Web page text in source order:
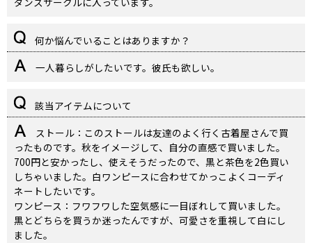
何か悩んでいることはありますか？
一人暮らしがしたいです。彼氏も欲しい。
該当アイテムについて
ストール：このストールは友達のよく行く古着屋さんで買
ったものです。秋をイメージして、自分の直感で買いました。
700円と安かったし、使えそうだったので、黒と茶色を2色買い
しちゃいました。白ワンピースに合わせてかっこよくコーディ
ネートしたいです。
ワンピース：フワフワした空気感に一目ぼれして買いました。
黒とどちらを買うか迷ったんですが、可愛さを重視して白にし
ました。